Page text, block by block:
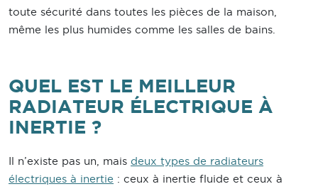
toute sécurité dans toutes les pièces de la maison,
même les plus humides comme les salles de bains.
QUEL EST LE MEILLEUR
RADIATEUR ÉLECTRIQUE À
INERTIE ?
Il n’existe pas un, mais deux types de radiateurs
électriques à inertie : ceux à inertie fluide et ceux à